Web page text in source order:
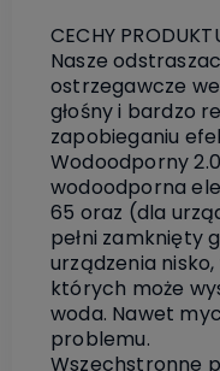
CECHY
Nasze
ostrzegawcze
głośny i bardzo
zapobieganiu
Wodoodporny
wodoodporna
65 oraz (dla
pełni zamknięty
urządzenia
których może
woda. Nawet
problemu.
Wszechstronne